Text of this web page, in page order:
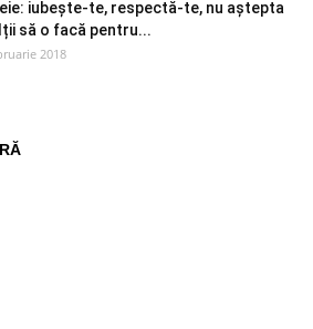
iubește-te, respectă-te, nu aștepta
să o facă pentru...
2018